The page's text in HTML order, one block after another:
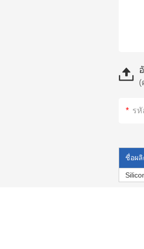
(
ชื่อผ